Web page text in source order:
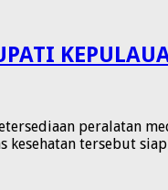
peralatan
tersebut